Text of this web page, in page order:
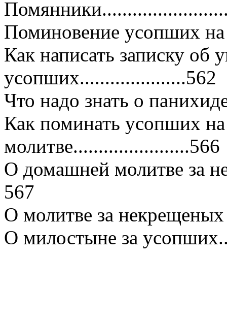
Поминовение усопших
Как написать записку об
усопших.....................562
Что надо знать о
Как поминать усопших
молитве.......................566
О домашней молитве за
567
О молитве за
О милостыне за